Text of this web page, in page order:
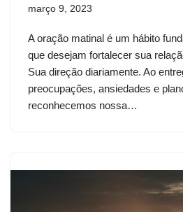
março 9, 2023
A oração matinal é um hábito
que desejam fortalecer sua
Sua direção diariamente. Ao
preocupações, ansiedades e
reconhecemos nossa…